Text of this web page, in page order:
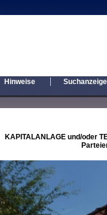
Hinweise |
KAPITALANLAGE und/oder